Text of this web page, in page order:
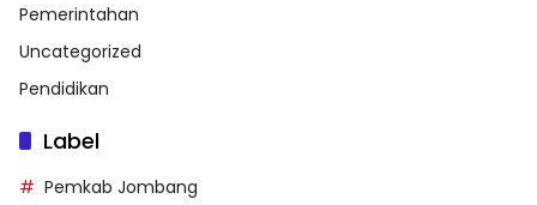
Pemerintahan
Uncategorized
Pendidikan
Label
Pemkab Jombang